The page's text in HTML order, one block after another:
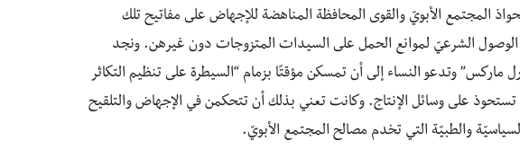
المجتمع الأبويّ والقوى المحافظة المناهضة للإجهاض على مفاتيح تلك
الوصول الشرعيّ لموانع الحمل على السيدات المتزوجات دون غيرهن. ونجد
ماركس” وتدعو النساء إلى أن تمسكن مؤقتًا بزمام “السيطرة على تنظيم التكاثر
تستحوذ على وسائل الإنتاج. وكانت تعني بذلك أن تتحكمن في الإجهاض والتلقيح
والطبيّة التي تخدم مصالح المجتمع الأبويّ.